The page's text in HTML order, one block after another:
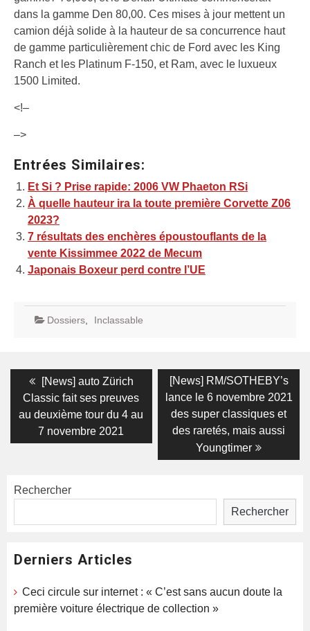
dans la gamme Den 80,00. Ces mises à jour mettent un
camion déjà solide à la hauteur de sa concurrence haut
de gamme particulièrement chic de Ford avec les King
Ranch et les Platinum F-150, et Ram, avec le luxueux
1500 Limited.
<!–
–>
Entrées Similaires:
Et Si ? Prise rapide: 2006 VW Phaeton RSi
À quelle hauteur ira la toute première Corvette Z06
2023?
7 résultats des enchères époustouflants de la
vente Kissimmee 2022 de Mecum
Japonais Boxeur perd contre l’UE
Dossiers, Inclassable
Navigation
de
l’article
Previous
post:
[News] auto Zürich
Classic fait ses preuves
au deuxième tour du 4 au
7 novembre 2021
Next
post:
[News] RM/SOTHEBY’s
lance le 6 novembre 2021
des super classiques et
des raretés, mais aussi
Youngtimer
Rechercher
Rechercher
Derniers Articles
Ceci circule sur internet : « C’est sans aucun doute la
première voiture électrique de collection »